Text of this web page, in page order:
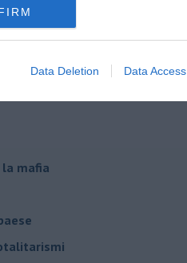
Data Deletion Data Access
buia
troppo poco
d'Europa
la mafia